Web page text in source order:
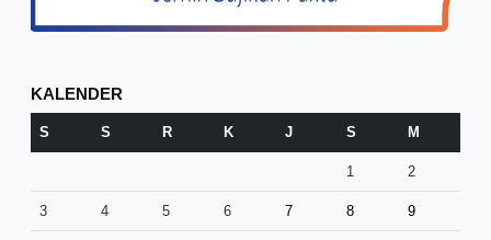
KALENDER
S S R K J S M
1 2
3 4 5 6 7 8 9